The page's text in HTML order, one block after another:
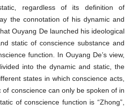
regardless of its definition of
the connotation of his dynamic and
Ouyang De launched his ideological
static of conscience substance and
function. In Ouyang De’s view,
into the dynamic and static, the
states in which conscience acts,
conscience can only be spoken of in
of conscience function is “Zhong”,